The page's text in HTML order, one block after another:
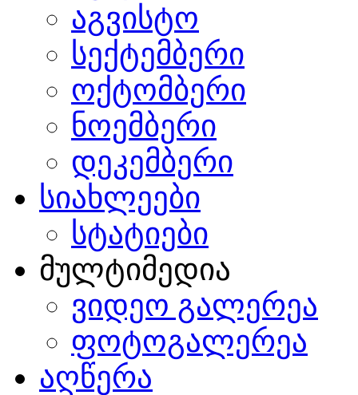
აგვისტო
სექტემბერი
ოქტომბერი
ნოემბერი
დეკემბერი
სიახლეები
სტატიები
მულტიმედია
ვიდეო გალერეა
ფოტოგალერეა
აღწერა